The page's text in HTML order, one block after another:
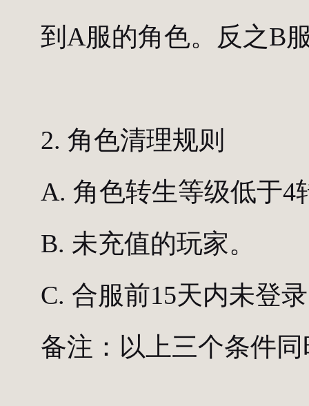
到A服的角色。反之B
2. 角色清理规则
A. 角色转生等级低于4
B. 未充值的玩家。
C. 合服前15天内未登
备注：以上三个条件